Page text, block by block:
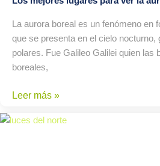
La aurora boreal es un fenómeno en
que se presenta en el cielo nocturno,
polares. Fue Galileo Galilei quien las
boreales,
Leer más »